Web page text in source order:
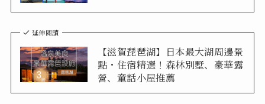
延伸閱讀
【滋賀琵琶湖】日本最大湖周邊景
點・住宿精選！森林別墅、豪華露
營、童話小屋推薦